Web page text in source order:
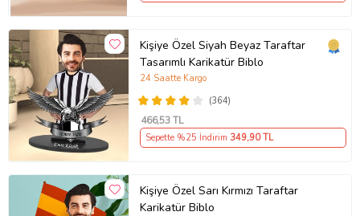
Kişiye Özel Siyah Beyaz Taraftar
Tasarımlı Karikatür Biblo
(364)
24 Saatte Kargo
466,53 TL
Sepette %25 İndirim 349,90 TL
Kişiye Özel Sarı Kırmızı Taraftar
Karikatür Biblo